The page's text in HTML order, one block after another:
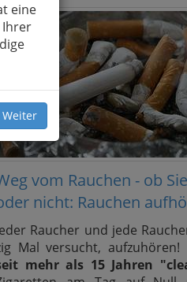
eine
Ihrer
vom Rauchen - ob
nicht: Rauchen
Raucher und jede
Mal versucht,
mehr als 15 Jahren